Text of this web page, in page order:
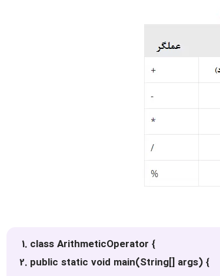
class ArithmeticOperator {
public static void main(String[] args) {